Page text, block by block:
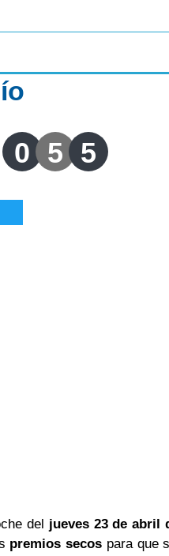
0 5 5
del jueves 23 de abril
premios secos para que